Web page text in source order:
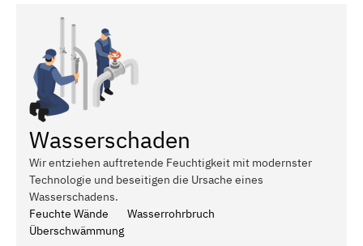
Wasserschaden
Wir entziehen auftretende Feuchtigkeit mit modernster
Technologie und beseitigen die Ursache eines
Wasserschadens.
Feuchte Wände
Wasserrohrbruch
Überschwämmung